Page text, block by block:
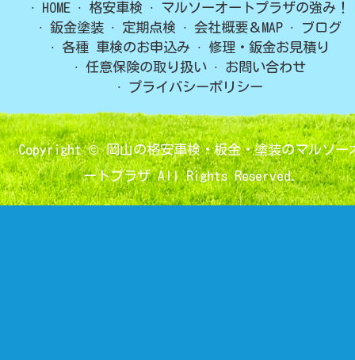
HOME 格安車検
マルソーオートプラザの強み！
鈑金塗装
定期点検 会社概要＆MAP
ブログ
各種 車検のお申込み
修理・鈑金お見積り
任意保険の取り扱い
お問い合わせ
プライバシーポリシー
Copyright ©岡山の格安車検・板金・塗装のマルソー
ートプラザAll Rights Reserved.